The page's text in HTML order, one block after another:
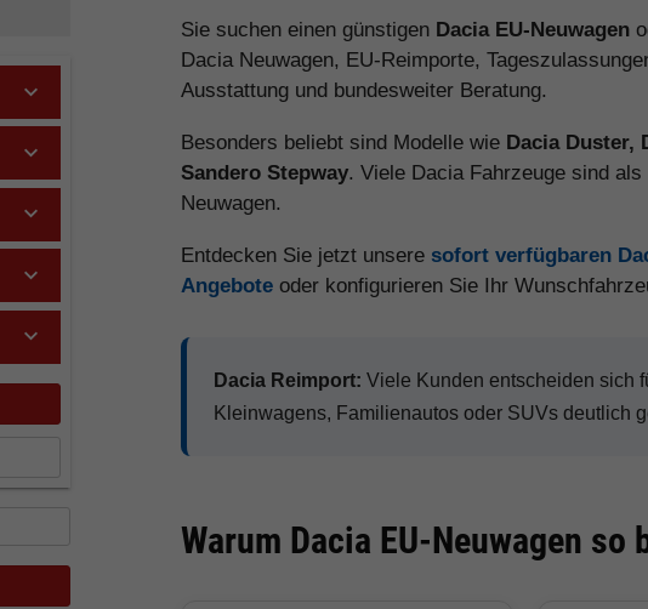
Sie suchen einen günstigen Dacia EU-Neuwagen
Dacia Neuwagen, EU-Reimporte,
Ausstattung und bundesweiter Beratung.
Besonders beliebt sind Modelle wie Dacia Duster,
Sandero Stepway. Viele Dacia Fahrzeuge sind
Neuwagen.
Entdecken Sie jetzt unsere sofort verfügbaren
Angebote oder konfigurieren Sie Ihr
Dacia Reimport: Viele Kunden entscheiden sich
Kleinwagens, Familienautos oder SUVs deutlich
Warum Dacia EU-Neuwagen so